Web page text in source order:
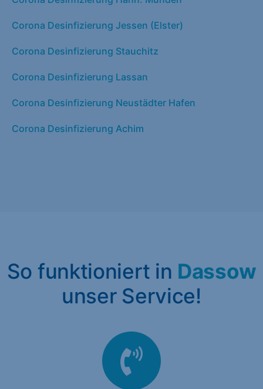
Corona Desinfizierung Jessen (Elster)
Corona Desinfizierung Stauchitz
Corona Desinfizierung Lassan
Corona Desinfizierung Neustädter Hafen
Corona Desinfizierung Achim
So funktioniert in Dassow
unser Service!